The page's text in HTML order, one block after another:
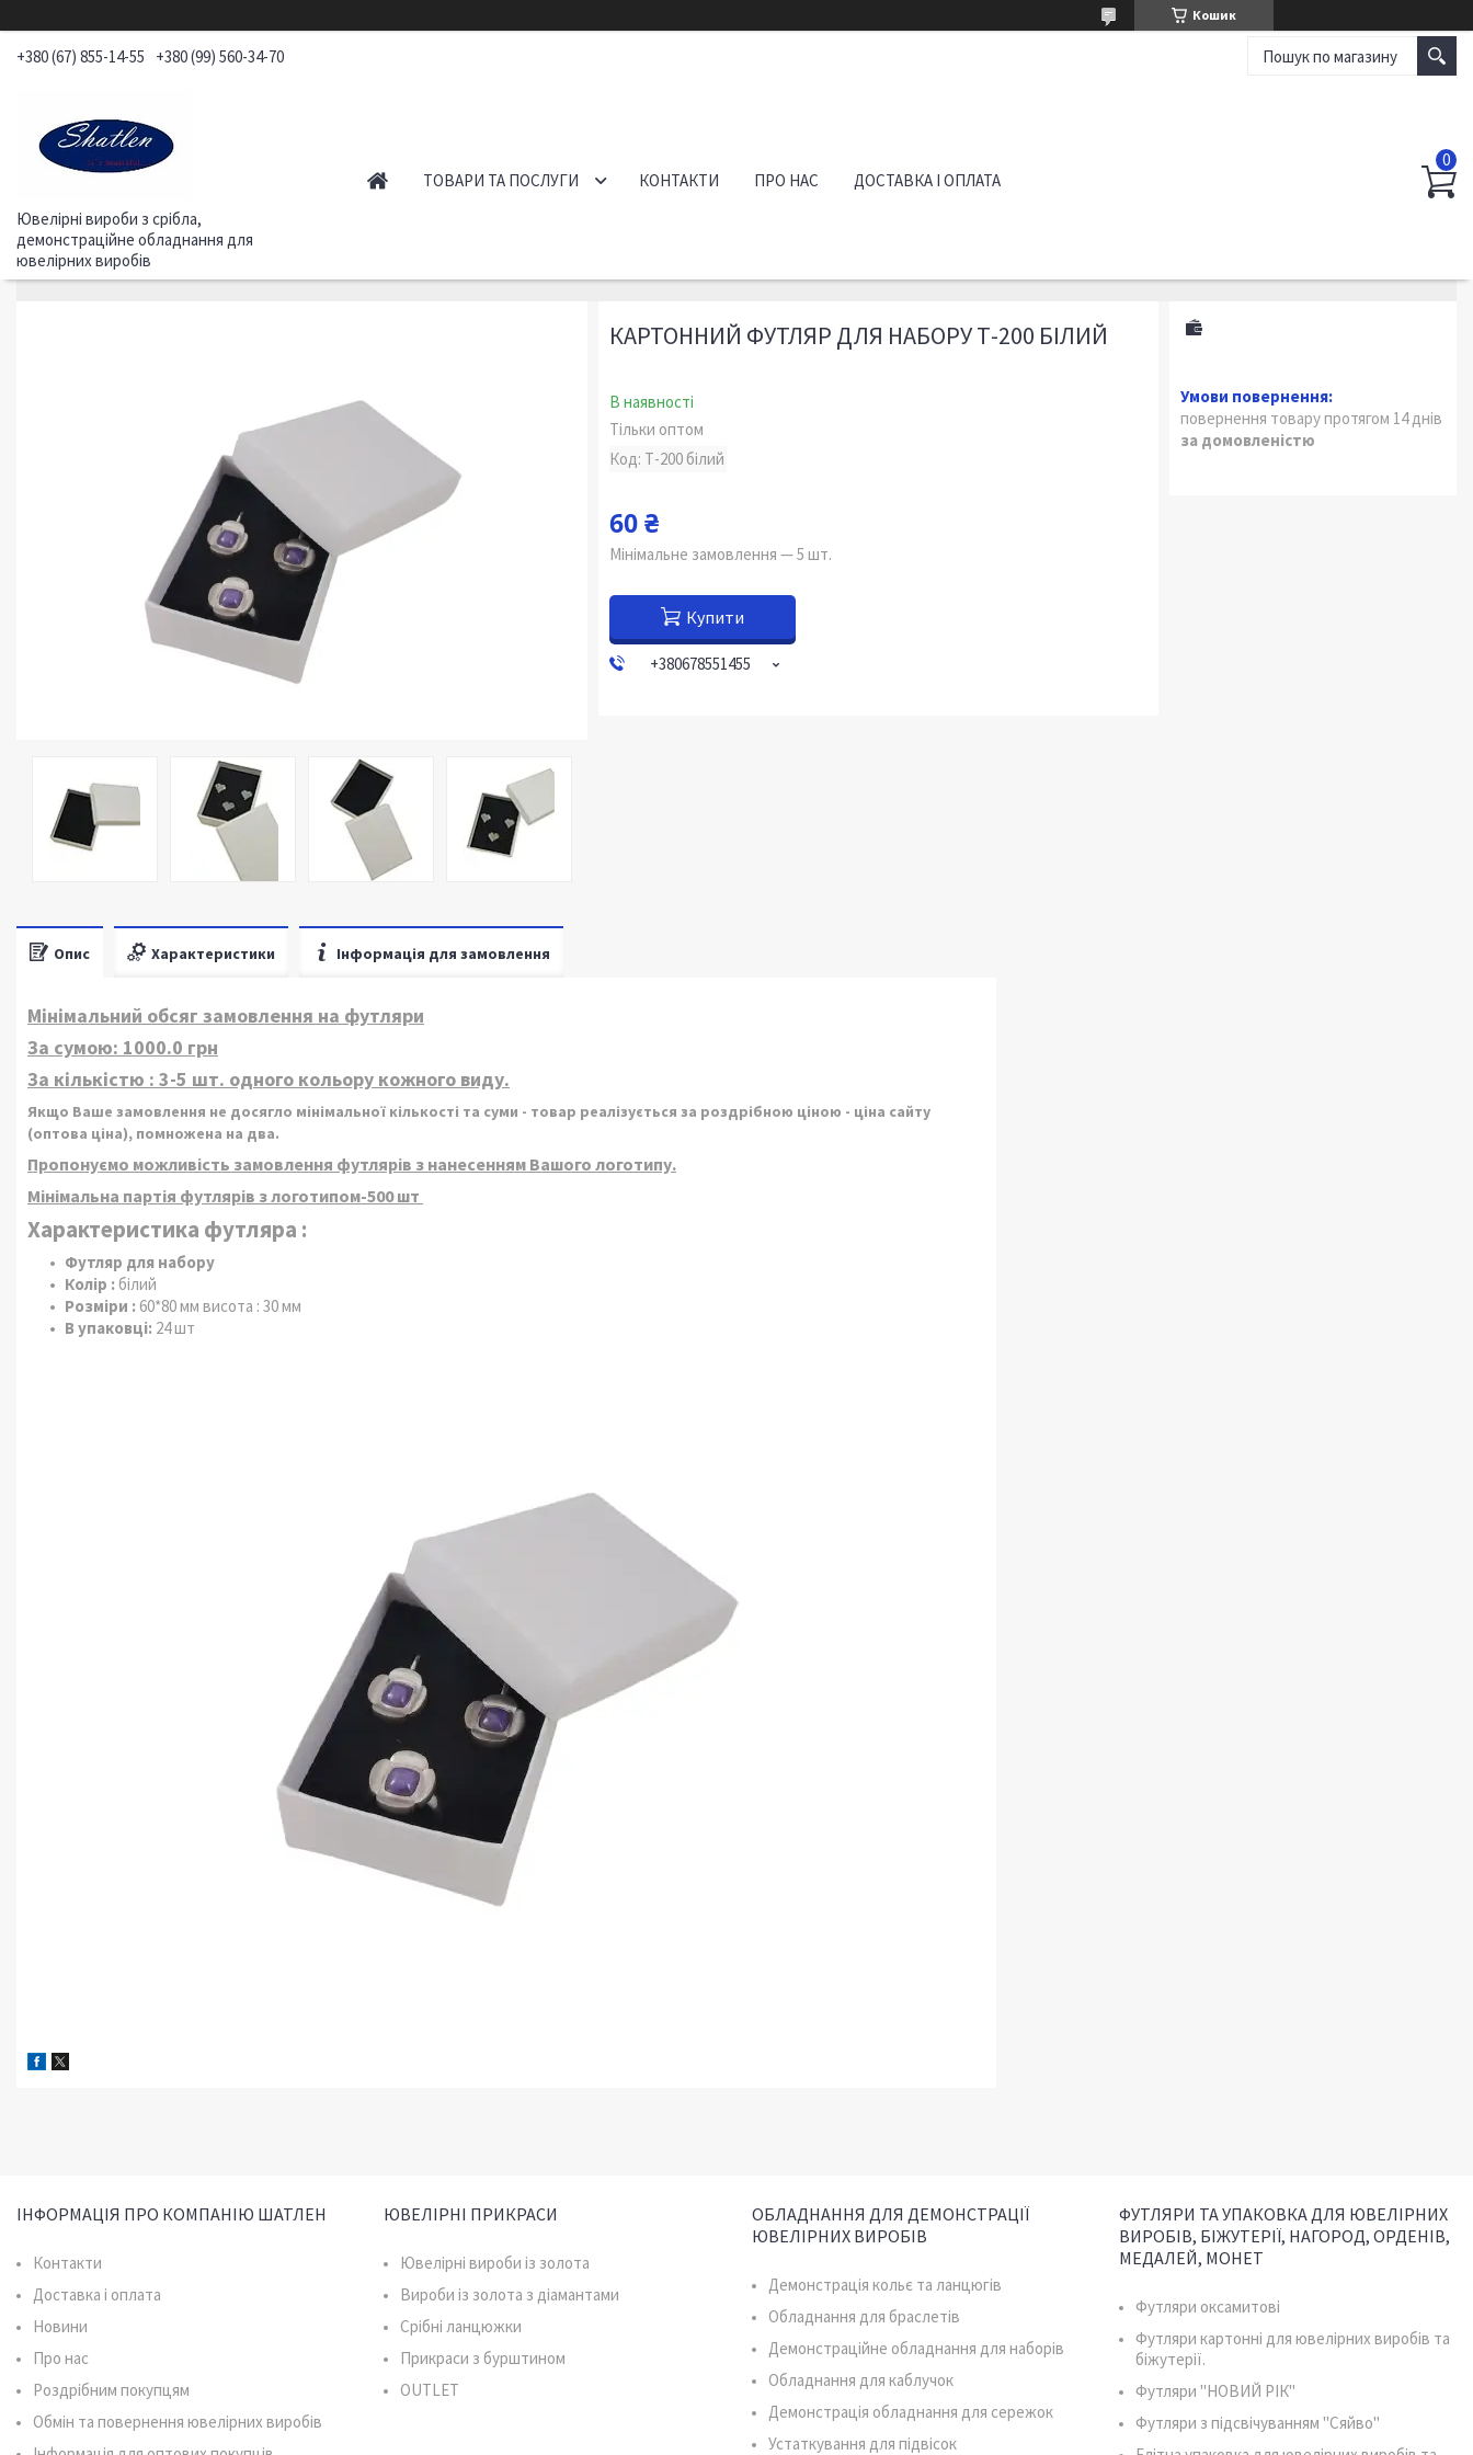
Кошик
+380 (67) 855-14-55 +380 (99) 560-34-70
Ювелірні вироби з срібла,
демонстраційне обладнання для
ювелірних виробів
ТОВАРИ ТА ПОСЛУГИ КОНТАКТИ ПРО НАС ДОСТАВКА І ОПЛАТА
КАРТОННИЙ ФУТЛЯР ДЛЯ НАБОРУ Т-200 БІЛИЙ
В наявності
Тільки оптом
Код: Т-200 білий
60 ₴
Мінімальне замовлення — 5 шт.
Купити
+380678551455
повернення товару протягом 14 днів
за домовленістю
Опис Характеристики Інформація для замовлення
Мінімальний обсяг замовлення на футляри
За сумою: 1000.0 грн
За кількістю : 3-5 шт. одного кольору кожного виду.
Якщо Ваше замовлення не досягло мінімальної кількості та суми - товар реалізується за роздрібною ціною - ціна сайту
(оптова ціна), помножена на два.
Пропонуємо можливість замовлення футлярів з нанесенням Вашого логотипу.
Мінімальна партія футлярів з логотипом-500 шт
Характеристика футляра :
Футляр для набору
Колір : білий
Розміри : 60*80 мм висота : 30 мм
В упаковці: 24 шт
ІНФОРМАЦІЯ ПРО КОМПАНІЮ ШАТЛЕН
Контакти
Доставка і оплата
Новини
Про нас
Роздрібним покупцям
Обмін та повернення ювелірних виробів
ЮВЕЛІРНІ ПРИКРАСИ
Ювелірні вироби із золота
Вироби із золота з діамантами
Срібні ланцюжки
Прикраси з бурштином
OUTLET
ОБЛАДНАННЯ ДЛЯ ДЕМОНСТРАЦІЇ
ЮВЕЛІРНИХ ВИРОБІВ
Демонстрація кольє та ланцюгів
Обладнання для браслетів
Демонстраційне обладнання для наборів
Обладнання для каблучок
Демонстрація обладнання для сережок
Устаткування для підвісок
ФУТЛЯРИ ТА УПАКОВКА ДЛЯ ЮВЕЛІРНИХ
ВИРОБІВ, БІЖУТЕРІЇ, НАГОРОД, ОРДЕНІВ,
МЕДАЛЕЙ, МОНЕТ
Футляри оксамитові
Футляри картонні для ювелірних виробів та
біжутерії.
Футляри "НОВИЙ РІК"
Футляри з підсвічуванням "Сяйво"